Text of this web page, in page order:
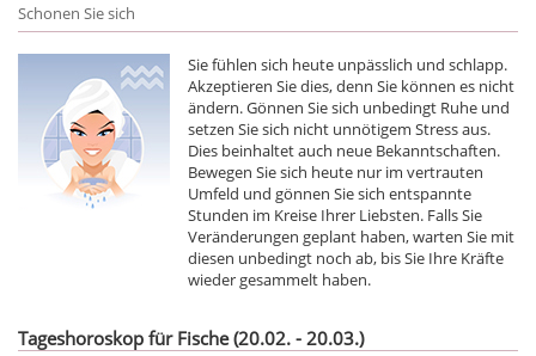
Schonen Sie sich
Sie fühlen sich heute unpässlich und schlapp.
Akzeptieren Sie dies, denn Sie können es nicht
ändern. Gönnen Sie sich unbedingt Ruhe und
setzen Sie sich nicht unnötigem Stress aus.
Dies beinhaltet auch neue Bekanntschaften.
Bewegen Sie sich heute nur im vertrauten
Umfeld und gönnen Sie sich entspannte
Stunden im Kreise Ihrer Liebsten. Falls Sie
Veränderungen geplant haben, warten Sie mit
diesen unbedingt noch ab, bis Sie Ihre Kräfte
wieder gesammelt haben.
Tageshoroskop für Fische (20.02. - 20.03.)